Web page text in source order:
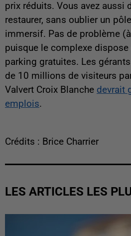
prix réduits. Vous avez aussi
restaurer, sans oublier un
immersif. Pas de problème
puisque le complexe
parking gratuites. Les
de 10 millions de visiteurs
Valvert Croix Blanche devrait
emplois.
Crédits : Brice Charrier
LES ARTICLES LES